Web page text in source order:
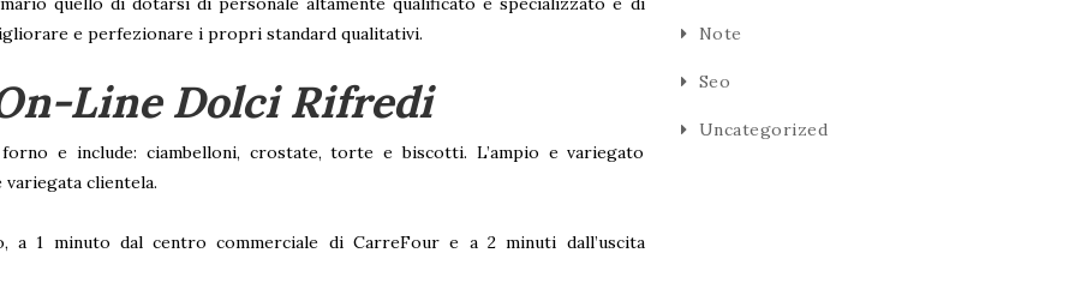
e perfezionare i propri standard qualitativi.
Line Dolci Rifredi
e include: ciambelloni, crostate, torte e biscotti. L’ampio e variegato
clientela.
a 1 minuto dal centro commerciale di CarreFour e a 2 minuti dall’uscita
Note
Seo
Uncategorized